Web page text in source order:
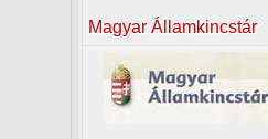
Magyar Államkincstár